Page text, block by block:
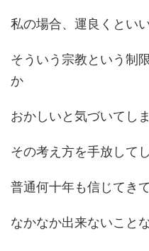
私の場合、運良くとい
そういう宗教という制
か
おかしいと気づいてし
その考え方を手放して
普通何十年も信じてき
なかなか出来ないこと